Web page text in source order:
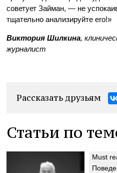
советует Займан, — не
тщательно анализируйте его!»
Виктория Шилкина,
журналист
Рассказать друзьям
Статьи по
Must